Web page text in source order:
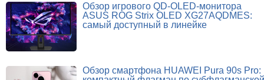
Обзор игрового QD-OLED-монитора
ASUS ROG Strix OLED XG27AQDMES:
самый доступный в линейке
Обзор смартфона HUAWEI Pura 90s Pro: